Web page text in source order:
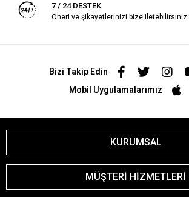
7 / 24 DESTEK
Öneri ve şikayetlerinizi bize iletebilirsiniz.
Bizi Takip Edin
Mobil Uygulamalarımız
KURUMSAL
MÜŞTERİ HİZMETLERİ